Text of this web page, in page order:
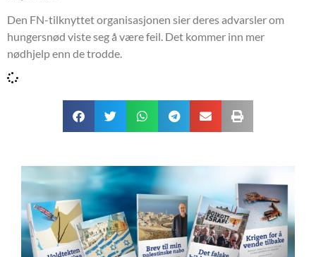
Den FN-tilknyttet organisasjonen sier deres advarsler om
hungersnød viste seg å være feil. Det kommer inn mer
nødhjelp enn de trodde.